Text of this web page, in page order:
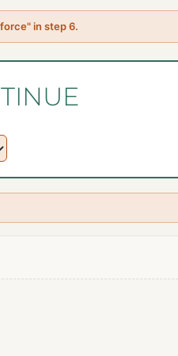
in step 6.